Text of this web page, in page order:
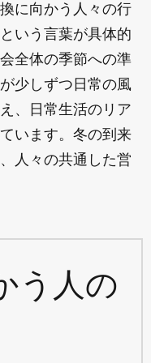
に向かう人々の行
いう言葉が具体的
全体の季節への準
少しずつ日常の風
、日常生活のリア
います。冬の到来
人々の共通した営
う人の